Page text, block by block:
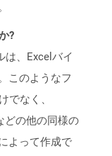
?
は、Excelバイ
このようなフ
でなく、
どの他の同様の
よって作成で